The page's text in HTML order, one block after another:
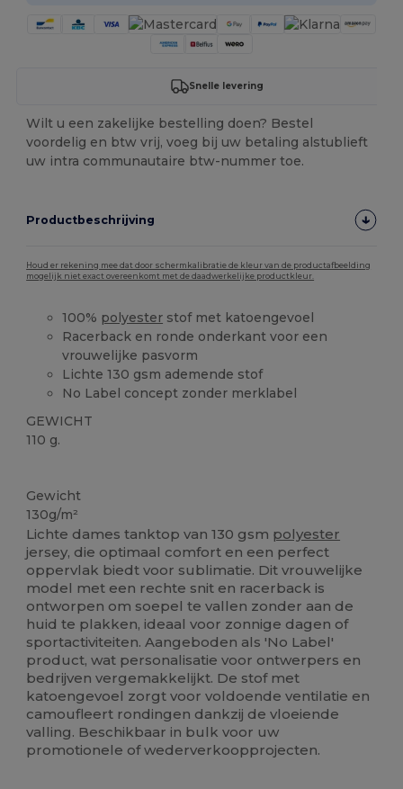
Snelle levering
Wilt u een zakelijke bestelling doen? Bestel
voordelig en btw vrij, voeg bij uw betaling alstublieft
uw intra communautaire btw-nummer toe.
Productbeschrijving
Houd er rekening mee dat door schermkalibratie de kleur van de productafbeelding
mogelijk niet exact overeenkomt met de daadwerkelijke productkleur.
100% polyester stof met katoengevoel
Racerback en ronde onderkant voor een
vrouwelijke pasvorm
Lichte 130 gsm ademende stof
No Label concept zonder merklabel
GEWICHT
110 g.
Gewicht
130g/m²
Lichte dames tanktop van 130 gsm polyester
jersey, die optimaal comfort en een perfect
oppervlak biedt voor sublimatie. Dit vrouwelijke
model met een rechte snit en racerback is
ontworpen om soepel te vallen zonder aan de
huid te plakken, ideaal voor zonnige dagen of
sportactiviteiten. Aangeboden als 'No Label'
product, wat personalisatie voor ontwerpers en
bedrijven vergemakkelijkt. De stof met
katoengevoel zorgt voor voldoende ventilatie en
camoufleert rondingen dankzij de vloeiende
valling. Beschikbaar in bulk voor uw
promotionele of wederverkoopprojecten.